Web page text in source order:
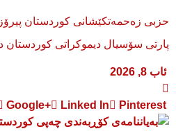
​حزبی زەحمەتکێشانی کوردستان
پارتی سۆسیال دیموکراتی کوردستان
ئاب 8, 2026
Google+ Linked In Pinterest